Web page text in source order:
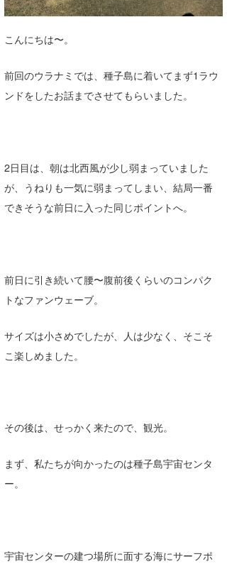
こんにちは〜。
前回のウラナミでは、種子島に着いてまず1ラウ
ンドをしたお話までさせてもらいました。
2日目は、朝は北西風が少し弱まっていました
が、うねりも一気に弱まってしまい、結局一番
できそうな前日に入った同じポイントへ。
前日に引き続いて腰〜腹前後くらいのコンパク
トなファンウェーブ。
サイズは小さめでしたが、人は少なく、そこそ
こ楽しめました。
その後は、せっかく来たので、観光。
まず、私たちが向かったのは種子島宇宙センタ
ー。
宇宙センターの建つ場所に面する海にサーフポ
千葉南
大阪
四国
VOTE!
サーファーズ
Naoya Kimoto
Yasunari Inoue
DELTA FORCE SURF
CBA Films
メディア
Colors MAGAZINE
福島寿実子
進士剛光
田原啓江
波伝説スタッフ
Aichan
chan-U